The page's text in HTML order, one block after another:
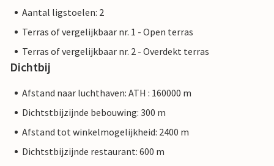
Aantal ligstoelen: 2
Terras of vergelijkbaar nr. 1 - Open terras
Terras of vergelijkbaar nr. 2 - Overdekt terras
Dichtbij
Afstand naar luchthaven: ATH : 160000 m
Dichtstbijzijnde bebouwing: 300 m
Afstand tot winkelmogelijkheid: 2400 m
Dichtstbijzijnde restaurant: 600 m